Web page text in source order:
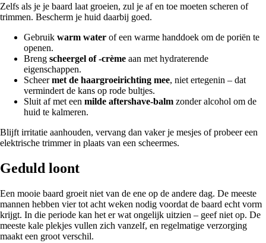
Zelfs als je je baard laat groeien, zul je af en toe moeten scheren of
trimmen. Bescherm je huid daarbij goed.
Gebruik warm water of een warme handdoek om de poriën te
openen.
Breng scheergel of -crème aan met hydraterende
eigenschappen.
Scheermet de haargroeirichting mee, niet ertegenin – dat
vermindert de kans op rode bultjes.
Sluit af met een milde aftershave-balm zonder alcohol om de
huid te kalmeren.
Blijft irritatie aanhouden, vervang dan vaker je mesjes of probeer een
elektrische trimmer in plaats van een scheermes.
Geduld loont
Een mooie baard groeit niet van de ene op de andere dag. De meeste
mannen hebben vier tot acht weken nodig voordat de baard echt vorm
krijgt. In die periode kan het er wat ongelijk uitzien – geef niet op. De
meeste kale plekjes vullen zich vanzelf, en regelmatige verzorging
maakt een groot verschil.